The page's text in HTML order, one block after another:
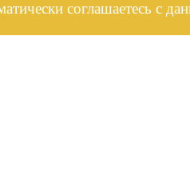
соглашаетесь с